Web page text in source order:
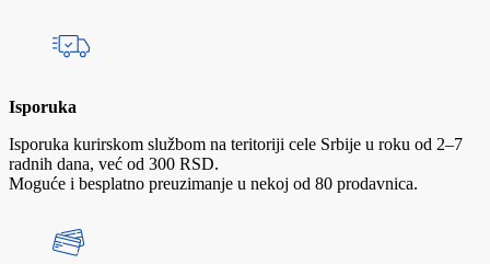
Isporuka
Isporuka kurirskom službom na teritoriji cele Srbije u roku od 2–7
radnih dana, već od 300 RSD.
Moguće i besplatno preuzimanje u nekoj od 80 prodavnica.